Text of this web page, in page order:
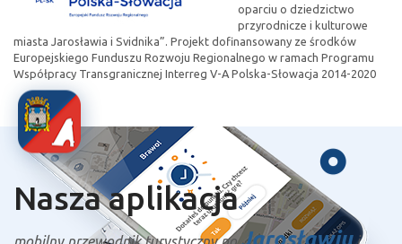
oparciu o dziedzictwo
przyrodnicze i kulturowe
miasta Jarosławia i Svidnika”. Projekt dofinansowany ze środków
Europejskiego Funduszu Rozwoju Regionalnego w ramach Programu
Współpracy Transgranicznej Interreg V-A Polska-Słowacja 2014-2020
Nasza aplikacja
Jarosławiu